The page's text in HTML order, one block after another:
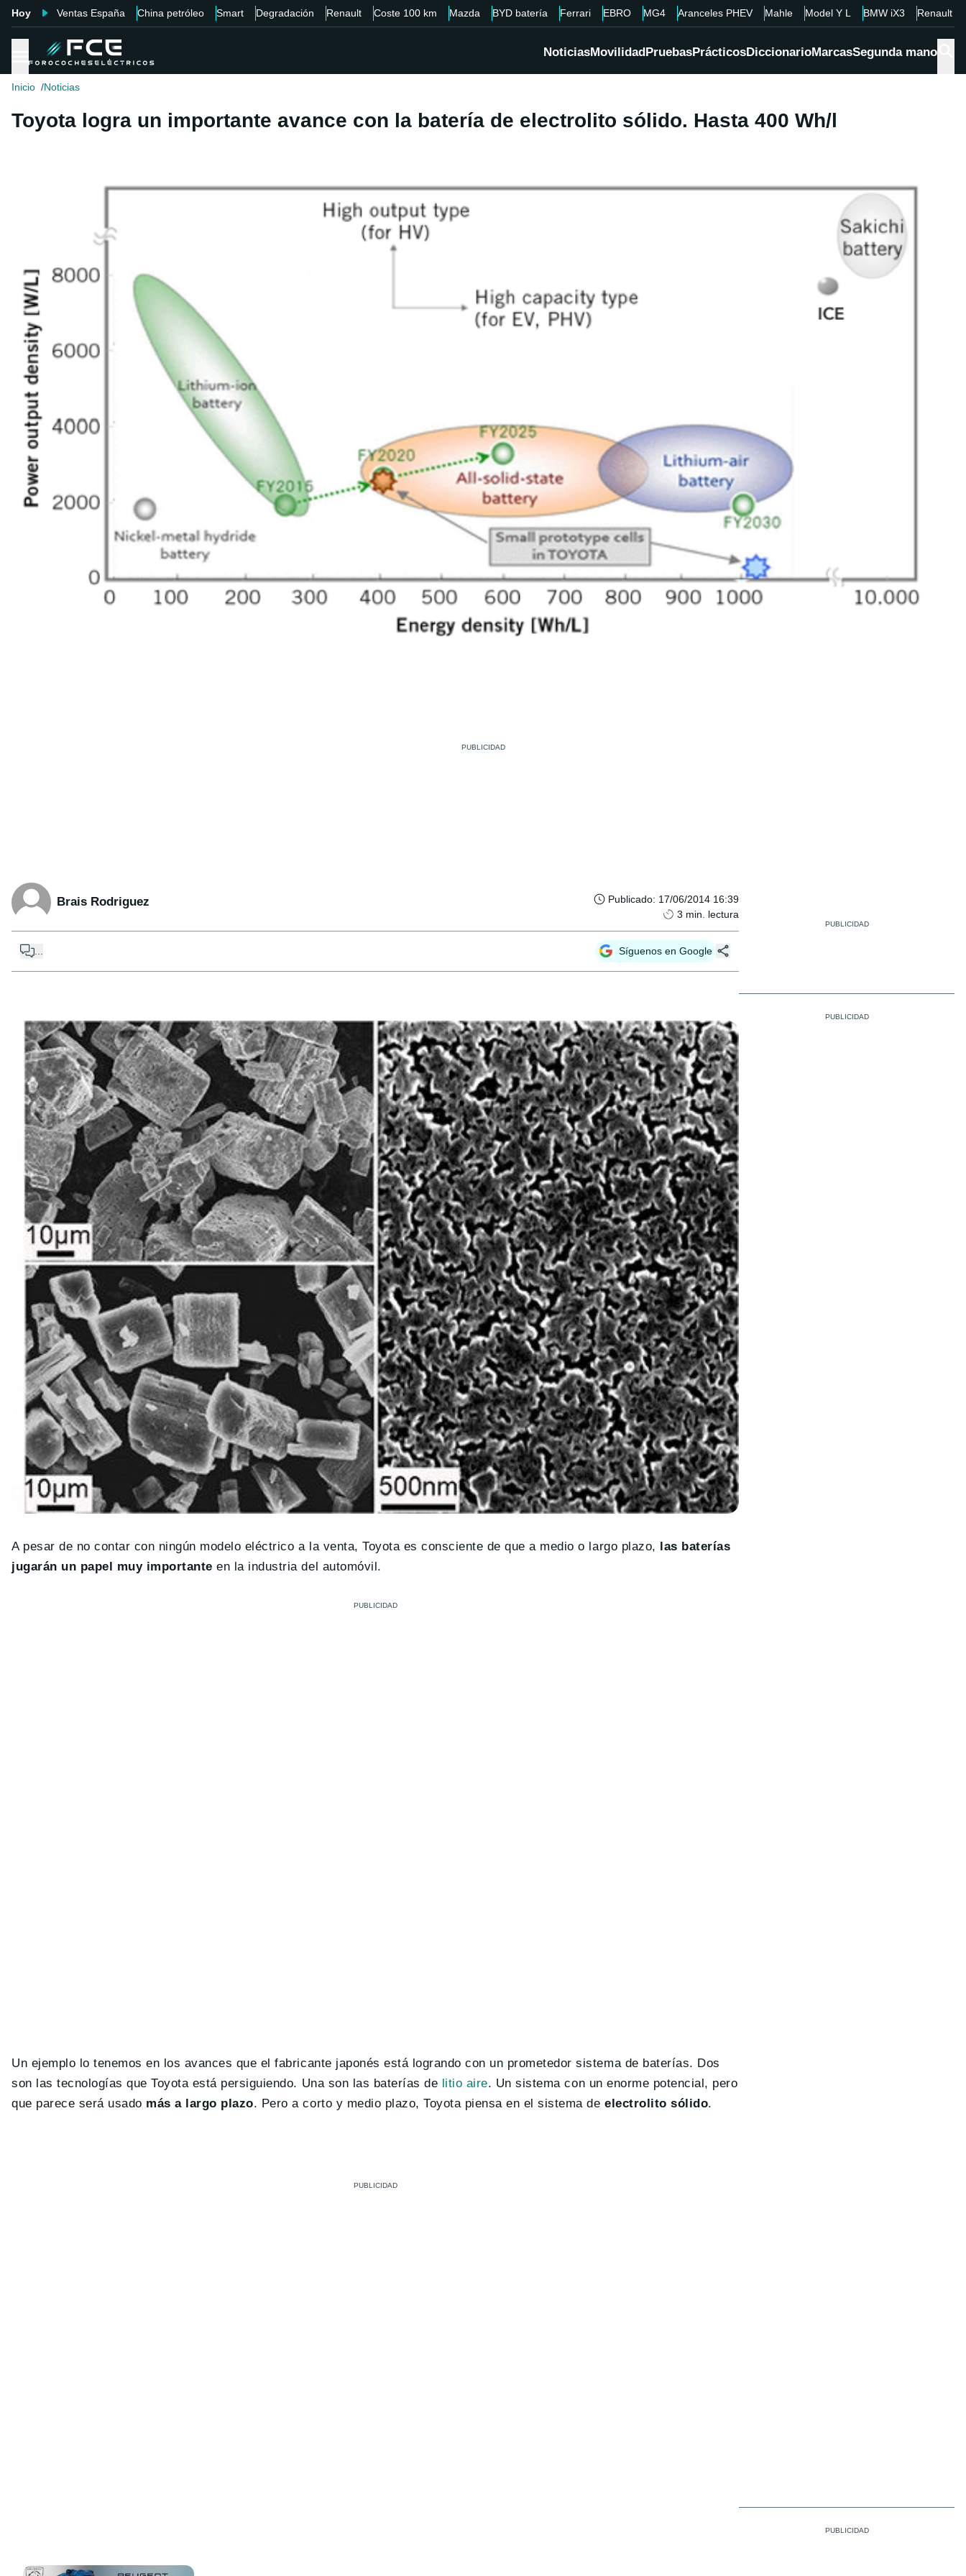
Hoy Ventas España China petróleo Smart Degradación Renault Coste 100 km Mazda BYD batería Ferrari EBRO MG4 Aranceles PHEV Mahle Model Y L BMW iX3 Renault
NoticiasMovilidadPruebasPrácticosDiccionarioMarcasSegunda mano
Inicio Noticias
Toyota logra un importante avance con la batería de electrolito sólido. Hasta 400 Wh/l
Brais Rodriguez Publicado: 17/06/2014 16:39
3 min. lectura
Síguenos en Google
A pesar de no contar con ningún modelo eléctrico a la venta, Toyota es consciente de que a medio o largo plazo, las baterías
jugarán un papel muy importante en la industria del automóvil.
Un ejemplo lo tenemos en los avances que el fabricante japonés está logrando con un prometedor sistema de baterías. Dos
son las tecnologías que Toyota está persiguiendo. Una son las baterías de litio aire. Un sistema con un enorme potencial, pero
que parece será usado más a largo plazo. Pero a corto y medio plazo, Toyota piensa en el sistema deelectrolito sólido.